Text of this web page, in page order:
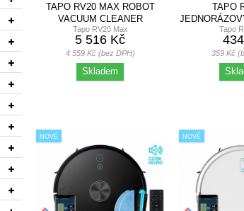
TAPO RV20 MAX ROBOT
VACUUM CLEANER
Tapo RV20 Max
5 516 Kč
4 559 Kč (bez DPH)
Skladem
TAPO
Tapo
359 Kč
NOVÉ NOVÉ